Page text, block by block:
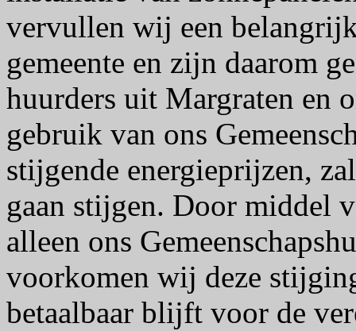
vervullen wij een
gemeente en zijn daarom
huurders uit Margraten en
gebruik van ons
stijgende energieprijzen,
gaan stijgen. Door middel
alleen ons
voorkomen wij deze
betaalbaar blijft voor de